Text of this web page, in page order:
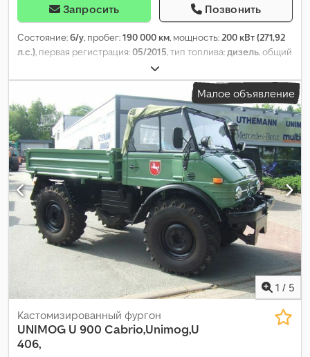
Запросить Позвонить
Состояние:б/у, пробег:190 000 км, мощность:200 кВт (271,92
л.с.), первая регистрация:05/2015, тип топлива:дизель, общий
, конфигурация осей:
передачи:полуавтоматический, класс выбросов:Евро 6,
длина грузового отсека:2 382 мм, ширина пространства для
загрузки:2 068 мм, Оборудование:ABS, кондиционер, полный
привод,
Малое объявление
1 / 5
Кастомизированный фургон
UNIMOG U 900 Cabrio,Unimog,U
406,